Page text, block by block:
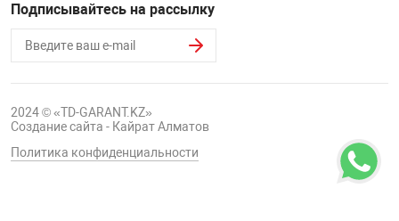
Подписывайтесь на рассылку
2024 © «TD-GARANT.KZ»
Создание сайта - Кайрат Алматов
Политика конфиденциальности